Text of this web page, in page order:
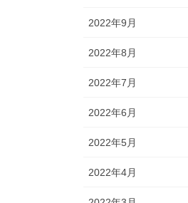
2022年9月
2022年8月
2022年7月
2022年6月
2022年5月
2022年4月